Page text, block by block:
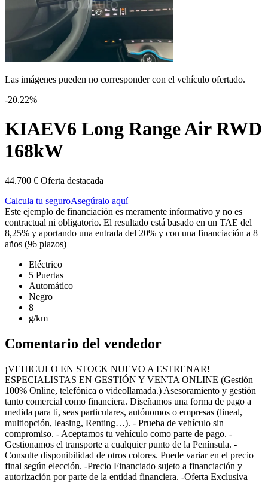
Las imágenes pueden no corresponder con el vehículo ofertado.
-20.22%
KIAEV6 Long Range Air RWD
168kW
44.700 € Oferta destacada
Calcula tu seguroAsegúralo aquí
Este ejemplo de financiación es meramente informativo y no es
contractual ni obligatorio. El resultado está basado en un TAE del
8,25% y aportando una entrada del 20% y con una financiación a 8
años (96 plazos)
Eléctrico
5 Puertas
Automático
Negro
8
g/km
Comentario del vendedor
¡VEHICULO EN STOCK NUEVO A ESTRENAR!
ESPECIALISTAS EN GESTIÓN Y VENTA ONLINE (Gestión
100% Online, telefónica o videollamada.) Asesoramiento y gestión
tanto comercial como financiera. Diseñamos una forma de pago a
medida para ti, seas particulares, autónomos o empresas (lineal,
multiopción, leasing, Renting…). - Prueba de vehículo sin
compromiso. - Aceptamos tu vehículo como parte de pago. -
Gestionamos el transporte a cualquier punto de la Península. -
Consulte disponibilidad de otros colores. Puede variar en el precio
final según elección. -Precio Financiado sujeto a financiación y
autorización por parte de la entidad financiera. -Oferta Exclusiva